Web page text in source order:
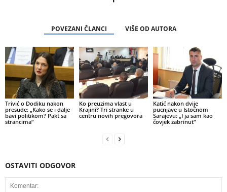
POVEZANI ČLANCI VIŠE OD AUTORA
Trivić o Dodiku nakon
presude: „Kako se i dalje
bavi politikom? Pakt sa
strancima“
Ko preuzima vlast u
Krajini? Tri stranke u
centru novih pregovora
Katić nakon dvije
pucnjave u Istočnom
Sarajevu: „I ja sam kao
čovjek zabrinut“
OSTAVITI ODGOVOR